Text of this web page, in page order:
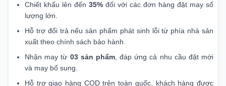
Chiết khấu lên đến 35% đối với các đơn hàng đặt may số
lượng lớn.
Hỗ trợ đổi trả nếu sản phẩm phát sinh lỗi từ phía nhà sản
xuất theo chính sách bảo hành.
Nhận may từ 03 sản phẩm, đáp ứng cả nhu cầu đặt mới
và may bổ sung.
Hỗ trợ giao hàng COD trên toàn quốc, khách hàng được